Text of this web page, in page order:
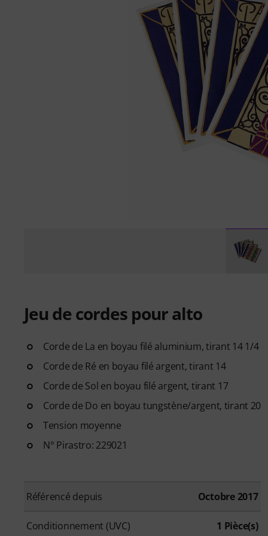
Jeu de cordes pour alto
Corde de La en boyau filé aluminium, tirant 14 1/4
Corde de Ré en boyau filé argent, tirant 14
Corde de Sol en boyau filé argent, tirant 17
Corde de Do en boyau tungstène/argent, tirant 20
Tension moyenne
N° Pirastro: 229021
Référencé depuis Octobre 2017
Conditionnement (UVC) 1 Pièce(s)